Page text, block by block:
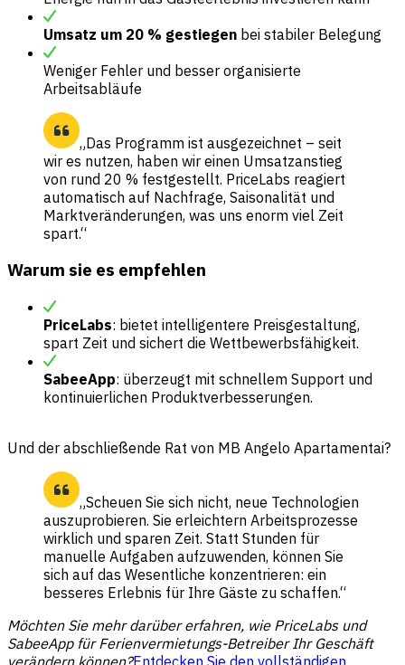
Umsatz um 20 % gestiegen bei stabiler Belegung
Weniger Fehler und besser organisierte
Arbeitsabläufe
„Das Programm ist ausgezeichnet – seit
wir es nutzen, haben wir einen Umsatzanstieg
von rund 20 % festgestellt. PriceLabs reagiert
automatisch auf Nachfrage, Saisonalität und
Marktveränderungen, was uns enorm viel Zeit
spart.“
Warum sie es empfehlen
PriceLabs: bietet intelligentere Preisgestaltung,
spart Zeit und sichert die Wettbewerbsfähigkeit.
SabeeApp: überzeugt mit schnellem Support und
kontinuierlichen Produktverbesserungen.
Und der abschließende Rat von MB Angelo Apartamentai?
„Scheuen Sie sich nicht, neue Technologien
auszuprobieren. Sie erleichtern Arbeitsprozesse
wirklich und sparen Zeit. Statt Stunden für
manuelle Aufgaben aufzuwenden, können Sie
sich auf das Wesentliche konzentrieren: ein
besseres Erlebnis für Ihre Gäste zu schaffen.“
Möchten Sie mehr darüber erfahren, wie PriceLabs und
SabeeApp für Ferienvermietungs-Betreiber Ihr Geschäft
verändern können?Entdecken Sie den vollständigen